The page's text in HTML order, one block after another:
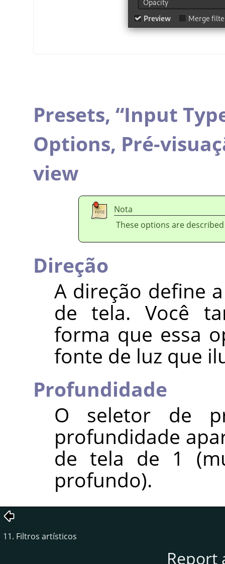
Presets, “Input
Options, Pré-
view
Nota
These options are
Direção
A direção define
de tela. Você
forma que essa
fonte de luz que
Profundidade
O seletor de
profundidade
de tela de 1
profundo).
11. Filtros artísticos
Report